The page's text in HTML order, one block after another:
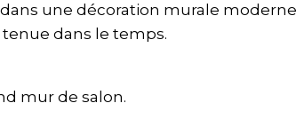
une décoration murale
dans le temps.
mur de salon.